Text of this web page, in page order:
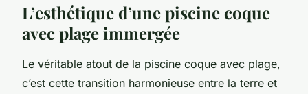
L’esthétique d’une piscine coque
avec plage immergée
Le véritable atout de la piscine coque avec plage,
c’est cette transition harmonieuse entre la terre et